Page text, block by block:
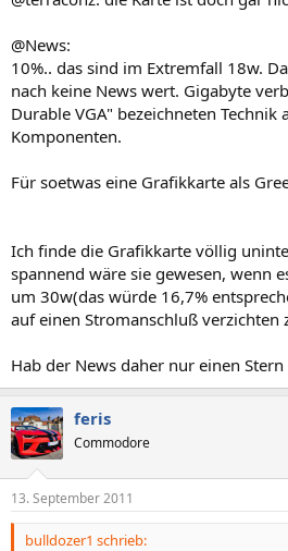
@News:
10%.. das sind im Extremfall 18w.
nach keine News wert. Gigabyte
Durable VGA" bezeichneten
Komponenten.
Für soetwas eine Grafikkarte als
Ich finde die Grafikkarte völlig
spannend wäre sie gewesen, wenn
um 30w(das würde 16,7%
auf einen Stromanschluß verzichten
Hab der News daher nur einen Stern
feris
Commodore
13. September 2011
bulldozer1 schrieb: